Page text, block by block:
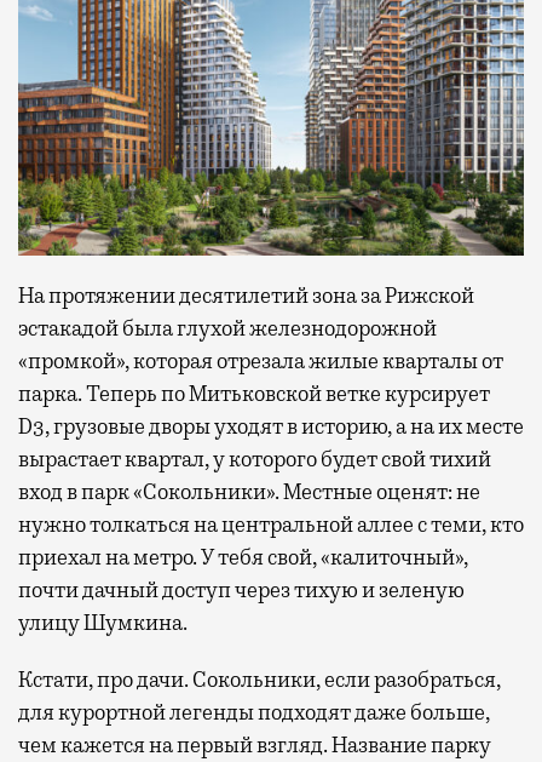
На протяжении десятилетий зона за Рижской
эстакадой была глухой железнодорожной
«промкой», которая отрезала жилые кварталы от
парка. Теперь по Митьковской ветке курсирует
D3, грузовые дворы уходят в историю, а на их месте
вырастает квартал, у которого будет свой тихий
вход в парк «Сокольники». Местные оценят: не
нужно толкаться на центральной аллее с теми, кто
приехал на метро. У тебя свой, «калиточный»,
почти дачный доступ через тихую и зеленую
улицу Шумкина.
Кстати, про дачи. Сокольники, если разобраться,
для курортной легенды подходят даже больше,
чем кажется на первый взгляд. Название парку